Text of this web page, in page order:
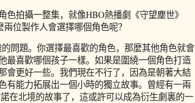
色拍攝一整集，就像HBO熱播劇《守望塵世》
兩位製作人會選擇哪個角色呢？
問題。你選擇最喜歡的角色，那麼其他角色就會
最喜歡哪個孩子一樣。如果是圍繞一個角色打造
會更好一些。我們現在不行了，因為是朝著大結
有能力拓展出一個小時的獨立故事。曾經有一兩
在北境的故事了，這或許可以成為衍生劇裏的一